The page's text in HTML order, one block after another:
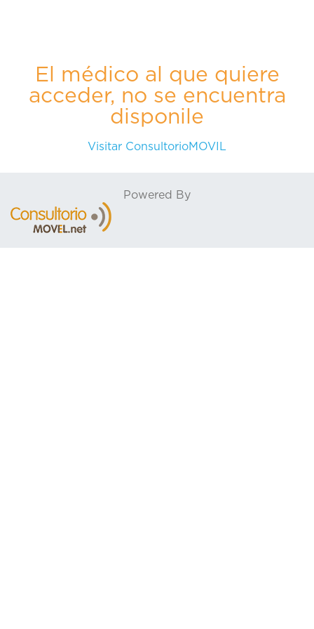
El médico al que quiere
acceder, no se encuentra
disponile
Visitar ConsultorioMOVIL
Powered By